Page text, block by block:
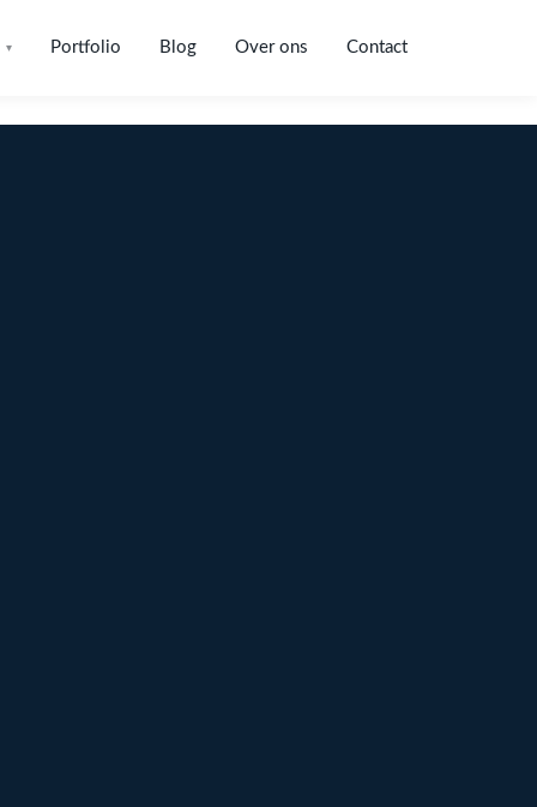
▾ Portfolio Blog Over ons Contact